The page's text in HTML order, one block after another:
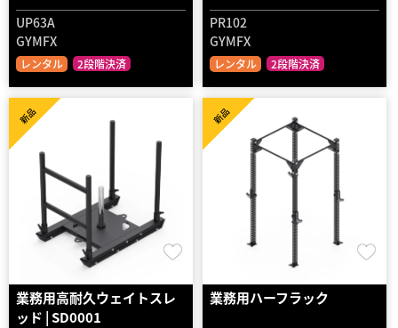
UP63A
GYMFX
レンタル 2段階決済
PR102
GYMFX
レンタル 2段階決済
業務用高耐久ウェイトスレ
ッド | SD0001
新品
業務用ハーフラック
新品